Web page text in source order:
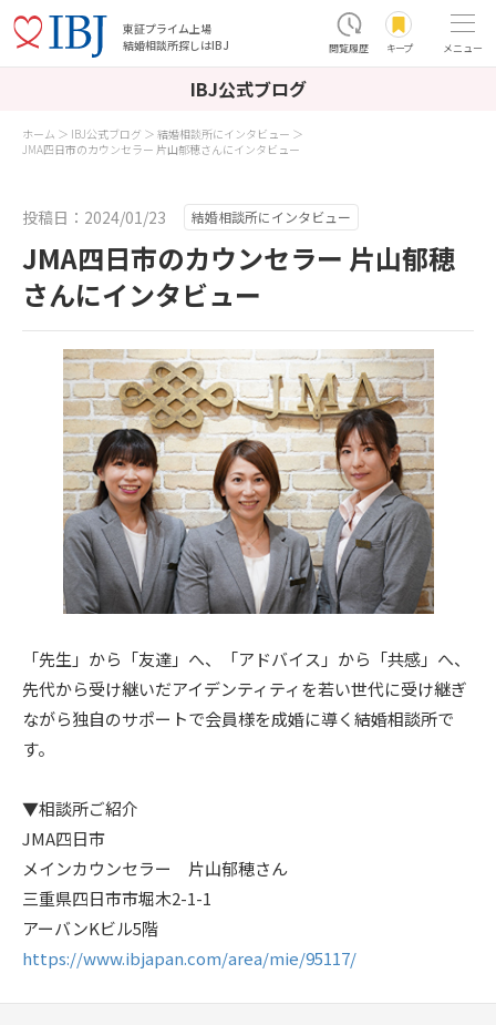
東証プライム上場
結婚相談所探しはIBJ
閲覧履歴 キープ メニュー
IBJ公式ブログ
ホーム IBJ公式ブログ
結婚相談所にインタビュー
JMA四日市のカウンセラー 片山郁穂さんにインタビュー
投稿日：2024/01/23 結婚相談所にインタビュー
JMA四日市のカウンセラー 片山郁穂
さんにインタビュー
「先生」から「友達」へ、「アドバイス」から「共感」へ、
先代から受け継いだアイデンティティを若い世代に受け継ぎ
ながら独自のサポートで会員様を成婚に導く結婚相談所で
す。
▼相談所ご紹介
JMA四日市
メインカウンセラー 片山郁穂さん
三重県四日市市堀木2-1-1
アーバンKビル5階
https://www.ibjapan.com/area/mie/95117/